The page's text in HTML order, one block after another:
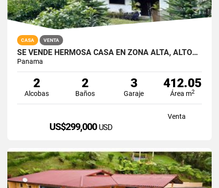
CASA VENTA
SE VENDE HERMOSA CASA EN ZONA ALTA, ALTOS DEL MARIA
Panama
2
Alcobas
2
Baños
3
Garaje
412.05
Área m2
Venta
US$299,000 USD